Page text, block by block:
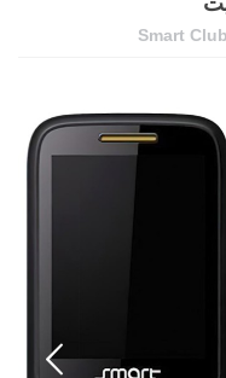
Smart